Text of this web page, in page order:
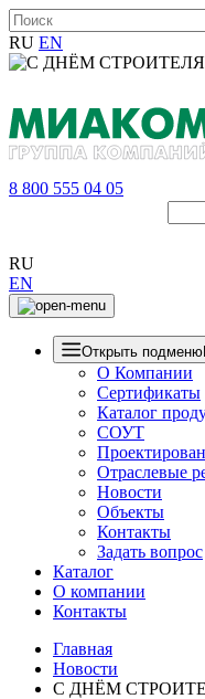
RU EN
8 800 555 04 05
RU
EN
Открыть подменю
О Компании
Сертификаты
Каталог
СОУТ
Отраслевые
Новости
Объекты
Контакты
Задать вопрос
Каталог
О компании
Контакты
Главная
Новости
С ДНЁМ